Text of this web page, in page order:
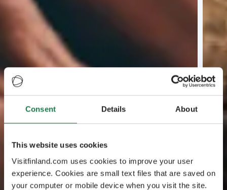
Consent Details About
This website uses cookies
Visitfinland.com uses cookies to improve your user
experience. Cookies are small text files that are saved on
your computer or mobile device when you visit the site.